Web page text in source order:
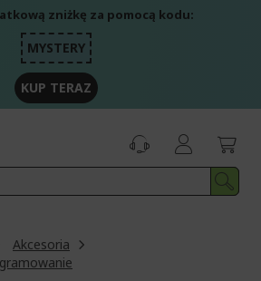
zniżkę za pomocą kodu:
MYSTERY
KUP TERAZ
Akcesoria